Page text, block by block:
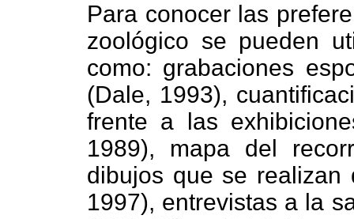
Para conocer las
zoológico se pueden
como: grabaciones
(Dale, 1993),
frente a las
1989), mapa del
dibujos que se realizan
1997), entrevistas a la